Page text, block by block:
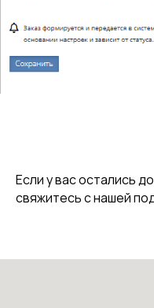
Если у вас остались
свяжитесь с нашей